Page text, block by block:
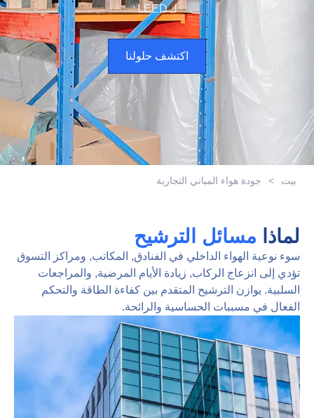
لـ LEED
اكتشف حلولنا
بيت > جودة هواء المباني التجارية
لماذا مسائل الترشيح
سوء نوعية الهواء الداخلي في الفنادق, المكاتب, ومراكز التسوق
تؤدي إلى انزعاج الركاب, زيادة الأيام المرضية, والمراجعات
السلبية. يوازن الترشيح المتقدم بين كفاءة الطاقة والتحكم
الفعال في مسببات الحساسية والرائحة.